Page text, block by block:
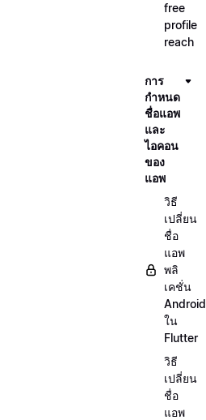
free
profile
reach
การ
กำหนด
ชื่อแอพ
และ
ไอคอน
ของ
แอพ
วิธี
เปลี่ยน
ชื่อ
แอพ
พลิ
เคชั่น
Android
ใน
Flutter
วิธี
เปลี่ยน
ชื่อ
แอพ